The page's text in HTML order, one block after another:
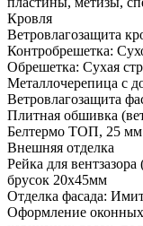
Кровля
Ветровлагозащита
Контробрешетка:
Обрешетка: Сухая
Металлочерепица с
Ветровлагозащита
Плитная обшивка
Белтермо ТОП, 25 мм
Внешняя отделка
Рейка для
брусок 20х45мм
Отделка фасада:
Оформление